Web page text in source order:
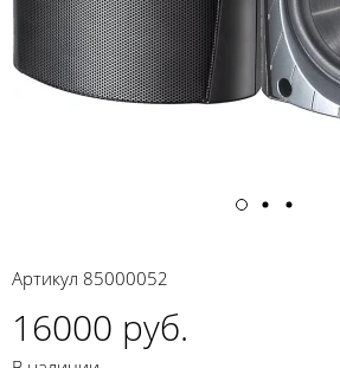
Артикул 85000052
16000 руб.